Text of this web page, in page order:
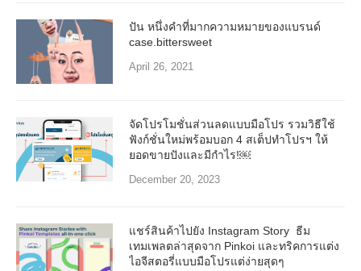
ปัน หนึ่งคำที่มากความหมายของแบรนด์
case.bittersweet
April 26, 2021
จัดโปรโมชั่นส่วนลดแบบมือโปร รวมวิธีใช้
ฟังก์ชั่นใหม่พร้อมบอก 4 สเต็ปทำโปรฯ ให้
ยอดขายปังและมีกำไร!￼
December 20, 2023
แชร์สินค้าไปยัง Instagram Story ธีม
เทมเพลตล่าสุดจาก Pinkoi และทริคการแต่ง
ไอจีสตอรี่แบบมือโปรแต่ง่ายสุดๆ